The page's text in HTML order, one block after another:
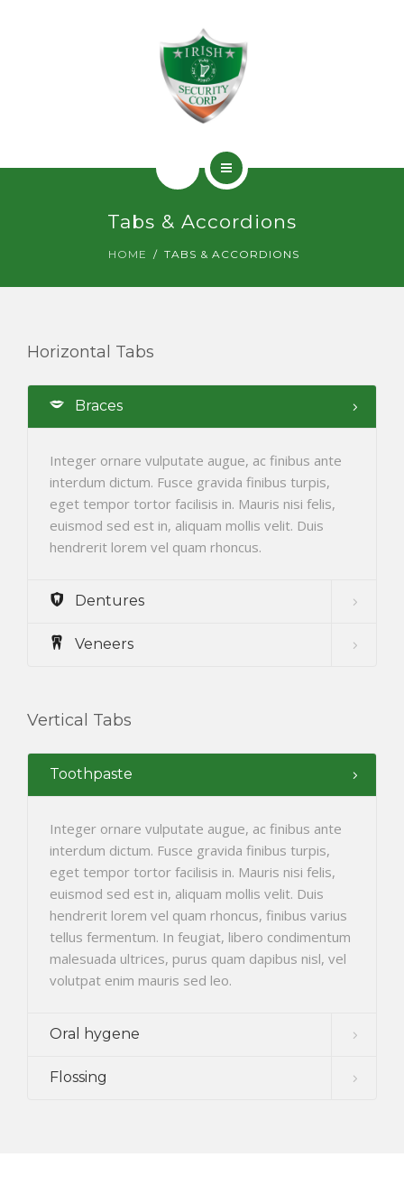
Tabs & Accordions
HOME TABS & ACCORDIONS
Horizontal Tabs
Braces
Integer ornare vulputate augue, ac finibus ante
interdum dictum. Fusce gravida finibus turpis,
eget tempor tortor facilisis in. Mauris nisi felis,
euismod sed est in, aliquam mollis velit. Duis
hendrerit lorem vel quam rhoncus.
Dentures
Veneers
Vertical Tabs
Toothpaste
Integer ornare vulputate augue, ac finibus ante
interdum dictum. Fusce gravida finibus turpis,
eget tempor tortor facilisis in. Mauris nisi felis,
euismod sed est in, aliquam mollis velit. Duis
hendrerit lorem vel quam rhoncus, finibus varius
tellus fermentum. In feugiat, libero condimentum
malesuada ultrices, purus quam dapibus nisl, vel
volutpat enim mauris sed leo.
Oral hygene
Flossing